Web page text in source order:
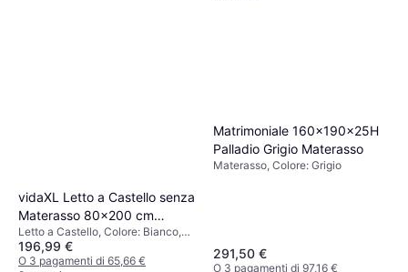
vidaXL Letto a Castello senza
Materasso 80x200 cm
Acciaio Bianco Letto a
Castello
Letto a Castello, Colore: Bianco,
Materiale: Acciaio
196,99 €
O 3 pagamenti di 65,66 €
Matrimoniale 160x190x25H
Palladio Grigio Materasso
Materasso, Colore: Grigio
291,50 €
O 3 pagamenti di 97,16 €